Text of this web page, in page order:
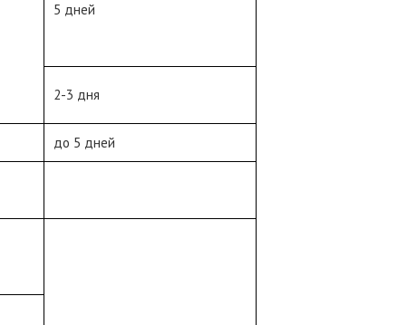
5 дней
2-3 дня
до 5 дней